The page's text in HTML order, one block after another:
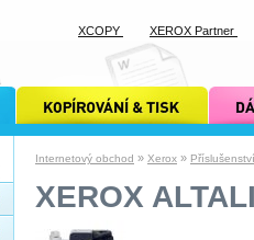
Internetový obchod » Xerox » Příslušenství
XEROX
kopírování a tisk xcopy dárkové
XCOPY XEROX Partner